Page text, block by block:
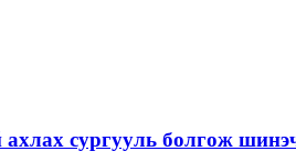
ахлах сургууль болгож